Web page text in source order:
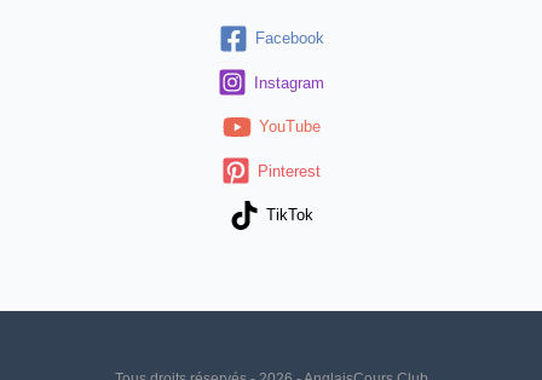
Facebook
Instagram
YouTube
Pinterest
TikTok